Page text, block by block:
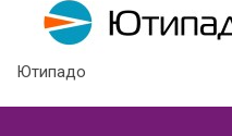
Ютипадо